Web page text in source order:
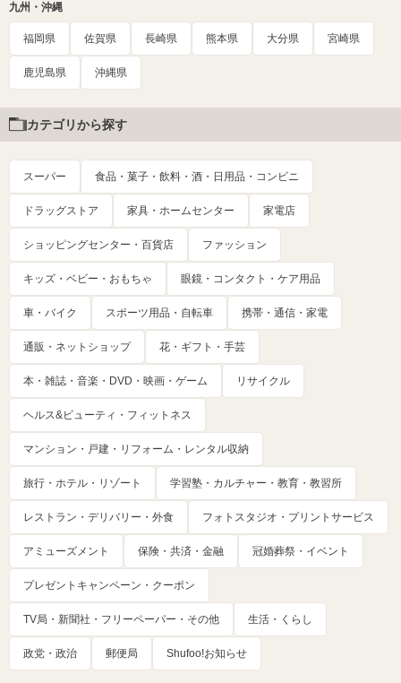
九州・沖縄
福岡県 佐賀県 長崎県 熊本県 大分県 宮崎県
鹿児島県 沖縄県
カテゴリから探す
スーパー 食品・菓子・飲料・酒・日用品・コンビニ
ドラッグストア 家具・ホームセンター 家電店
ショッピングセンター・百貨店 ファッション
キッズ・ベビー・おもちゃ 眼鏡・コンタクト・ケア用品
車・バイク スポーツ用品・自転車 携帯・通信・家電
通販・ネットショップ 花・ギフト・手芸
本・雑誌・音楽・DVD・映画・ゲーム リサイクル
ヘルス&ビューティ・フィットネス
マンション・戸建・リフォーム・レンタル収納
旅行・ホテル・リゾート 学習塾・カルチャー・教育・教習所
レストラン・デリバリー・外食 フォトスタジオ・プリントサービス
アミューズメント 保険・共済・金融 冠婚葬祭・イベント
プレゼントキャンペーン・クーポン
TV局・新聞社・フリーペーパー・その他 生活・くらし
政党・政治 郵便局 Shufoo!お知らせ